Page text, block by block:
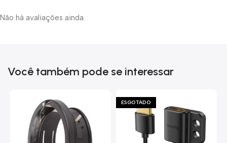
Não há avaliações ainda.
Você também pode se interessar
ESGOTADO